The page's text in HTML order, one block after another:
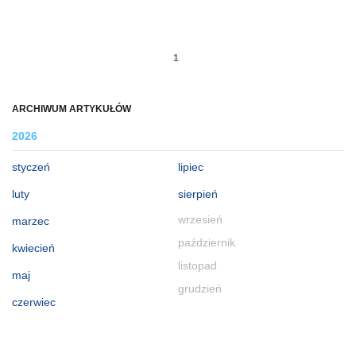
ARCHIWUM ARTYKUŁÓW
2026
styczeń
luty
marzec
kwiecień
maj
czerwiec
lipiec
sierpień
wrzesień
październik
listopad
grudzień
1